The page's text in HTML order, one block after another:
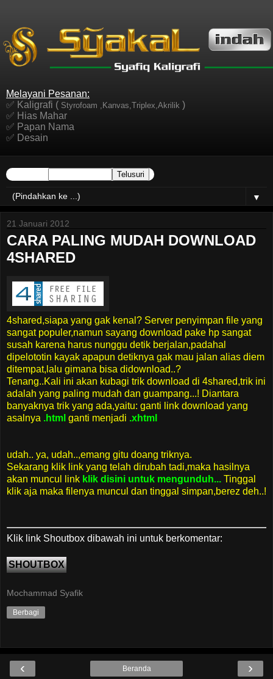
Melayani Pesanan:
✅ Kaligrafi ( Styrofoam ,Kanvas,Triplex,Akrilik )
✅ Hias Mahar
✅ Papan Nama
✅ Desain
▼
21 Januari 2012
CARA PALING MUDAH DOWNLOAD
4SHARED
4shared,siapa yang gak kenal? Server penyimpan file yang
sangat populer,namun sayang download pake hp sangat
susah karena harus nunggu detik berjalan,padahal
dipelototin kayak apapun detiknya gak mau jalan alias diem
ditempat,lalu gimana bisa didownload..?
Tenang..Kali ini akan kubagi trik download di 4shared,trik ini
adalah yang paling mudah dan guampang...! Diantara
banyaknya trik yang ada,yaitu: ganti link download yang
asalnya .html ganti menjadi .xhtml
udah.. ya, udah..,emang gitu doang triknya.
Sekarang klik link yang telah dirubah tadi,maka hasilnya
akan muncul link klik disini untuk mengunduh... Tinggal
klik aja maka filenya muncul dan tinggal simpan,berez deh..!
Klik link Shoutbox dibawah ini untuk berkomentar:
SHOUTBOX
Mochammad Syafik
Berbagi
‹ ›
Beranda